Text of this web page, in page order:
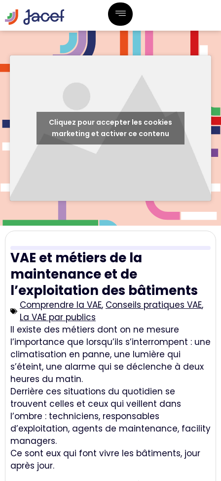
Cliquez pour accepter les cookies
marketing et activer ce contenu
VAE et métiers de la
maintenance et de
l’exploitation des bâtiments
Comprendre la VAE, Conseils pratiques VAE,
La VAE par publics
Il existe des métiers dont on ne mesure
l’importance que lorsqu’ils s’interrompent : une
climatisation en panne, une lumière qui
s’éteint, une alarme qui se déclenche à deux
heures du matin.
Derrière ces situations du quotidien se
trouvent celles et ceux qui veillent dans
l’ombre : techniciens, responsables
d’exploitation, agents de maintenance, facility
managers.
Ce sont eux qui font vivre les bâtiments, jour
après jour.